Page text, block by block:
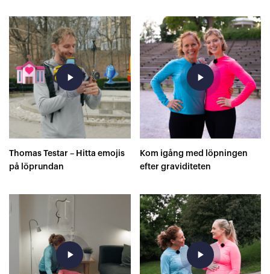
play_arrow
Thomas Testar – Hitta emojis
på löprundan
play_arrow
Kom igång med löpningen
efter graviditeten
play_arrow play_arrow